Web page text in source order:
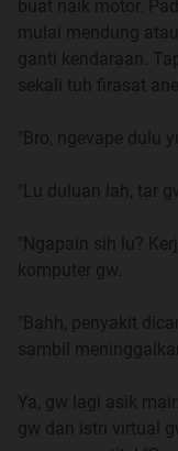
gw posting pakai
kepo jangan
Belakangan dapet
Hubungannya
prime id, emang
pengen pake
kasih lahh nama
buat naik motor.
mulai mendung
ganti kendaraan.
sekali tuh firasat
"Bro, ngevape dulu
"Lu duluan lah, tar
"Ngapain sih lu?
komputer gw.
"Bahh, penyakit
sambil
Ya, gw lagi asik
gw dan istri virtual